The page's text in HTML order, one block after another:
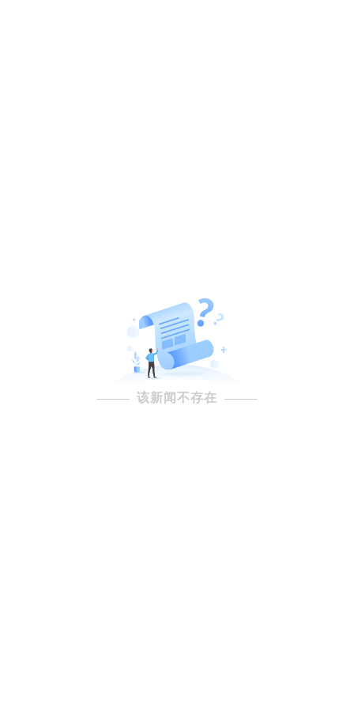
该新闻不存在